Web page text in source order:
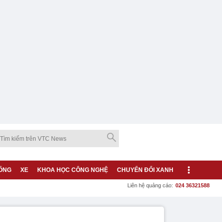
XE KHOA HỌC CÔNG NGHỆ CHUYỂN ĐỔI XANH
Liên hệ quảng cáo: 024 36321588